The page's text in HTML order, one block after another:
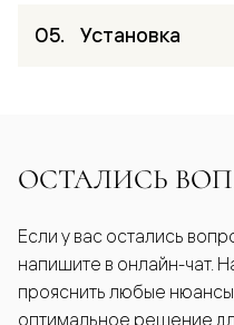
Установка
ОСТАЛИСЬ
Если у вас остались
напишите в онлайн-чат.
прояснить любые
оптимальное решение